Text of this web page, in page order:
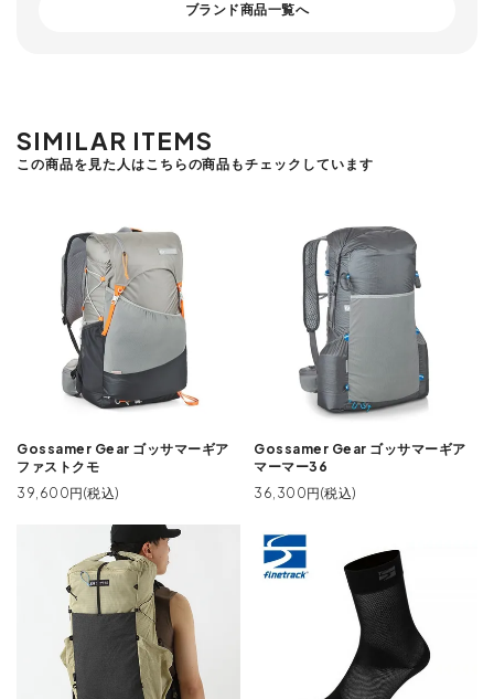
ブランド商品一覧へ
SIMILAR ITEMS
この商品を見た人はこちらの商品もチェックしています
Gossamer Gear ゴッサマーギア
ファストクモ
39,600円(税込)
Gossamer Gear ゴッサマーギア
マーマー36
36,300円(税込)